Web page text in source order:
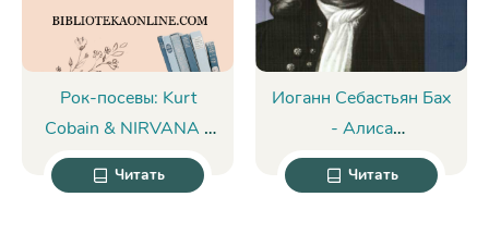
Рок-посевы: Kurt
Cobain & NIRVANA -
Сева Новгородцев
Читать
Иоганн Себастьян Бах
- Алиса
Сигизмундовна
Курцман
Читать